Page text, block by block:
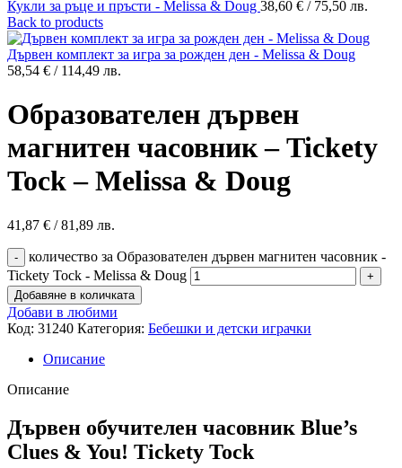
Кукли за ръце и пръсти - Melissa & Doug 38,60 € / 75,50 лв.
Back to products
Дървен комплект за игра за рожден ден - Melissa & Doug
58,54 € / 114,49 лв.
Образователен дървен
магнитен часовник – Tickety
Tock – Melissa & Doug
41,87 € / 81,89 лв.
количество за Образователен дървен магнитен часовник -
Tickety Tock - Melissa & Doug
Добавяне в количката
Добави в любими
Код: 31240 Категория: Бебешки и детски играчки
Описание
Описание
Дървен обучителен часовник Blue’s
Clues & You! Tickety Tock